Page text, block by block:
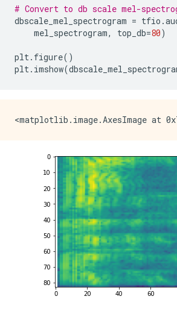
# Convert to db scale mel-
dbscale_mel_spectrogram = tfio .
mel_spectrogram, top_db=80)
plt. figure()
plt. imshow(